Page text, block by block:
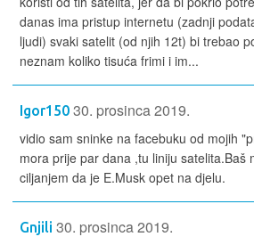
danas ima pristup internetu (zadnji
ljudi) svaki satelit (od njih 12t) bi trebao
neznam koliko tisuća frimi i im...
Igor150 30. prosinca 2019.
vidio sam sninke na facebuku od mojih
mora prije par dana ,tu liniju satelita.Baš
ciljanjem da je E.Musk opet na djelu.
Gnjili 30. prosinca 2019.